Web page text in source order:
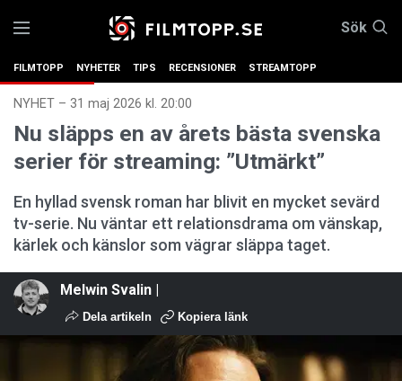
Sök
FILMTOPP NYHETER TIPS RECENSIONER STREAMTOPP
NYHET – 31 maj 2026 kl. 20:00
Nu släpps en av årets bästa svenska
serier för streaming: ”Utmärkt”
En hyllad svensk roman har blivit en mycket sevärd
tv-serie. Nu väntar ett relationsdrama om vänskap,
kärlek och känslor som vägrar släppa taget.
Melwin Svalin |
Dela artikeln Kopiera länk